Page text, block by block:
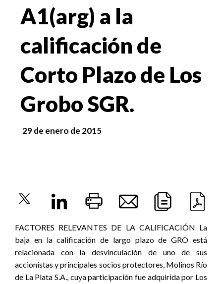
A1(arg) a la
calificación de
Corto Plazo de Los
Grobo SGR.
29 de enero de 2015
FACTORES RELEVANTES DE LA CALIFICACIÓN La
baja en la calificación de largo plazo de GRO está
relacionada con la desvinculación de uno de sus
accionistas y principales socios protectores, Molinos Río
de La Plata S.A., cuya participación fue adquirida por Los